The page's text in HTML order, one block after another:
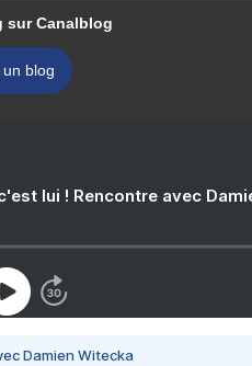
sur Canalblog
blog
lui ! Rencontre avec
Damien Witecka